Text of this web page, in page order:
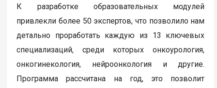
К разработке образовательных модулей
привлекли более 50 экспертов, что позволило нам
детально проработать каждую из 13 ключевых
специализаций, среди которых онкоурология,
онкогинекология, нейроонкология и другие.
Программа рассчитана на год, это позволит